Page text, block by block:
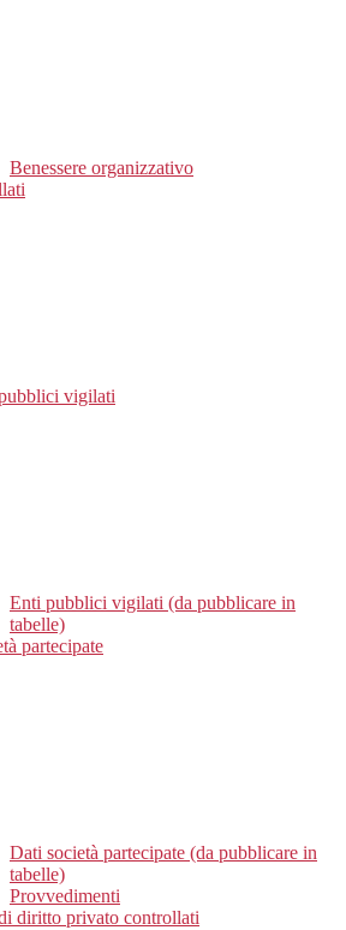
Benessere organizzativo
vigilati
Enti pubblici vigilati (da pubblicare in
tabelle)
partecipate
Dati società partecipate (da pubblicare in
tabelle)
Provvedimenti
diritto privato controllati